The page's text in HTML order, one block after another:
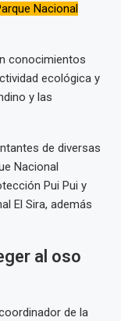
Nacional
conocimientos
ecológica y
y las
de diversas
Nacional
Pui Pui y
El Sira, además
al oso
de la